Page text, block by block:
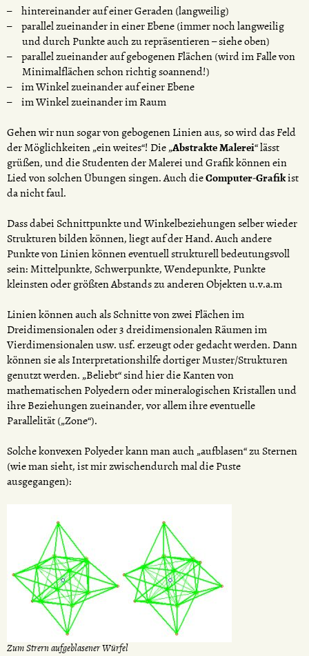
hintereinander auf einer Geraden (langweilig)
parallel zueinander in einer Ebene (immer noch langweilig
und durch Punkte auch zu repräsentieren – siehe oben)
parallel zueinander auf gebogenen Flächen (wird im Falle von
Minimalflächen schon richtig soannend!)
im Winkel zueinander auf einer Ebene
im Winkel zueinander im Raum
Gehen wir nun sogar von gebogenen Linien aus, so wird das Feld
der Möglichkeiten „ein weites“! Die „Abstrakte Malerei“ lässt
grüßen, und die Studenten der Malerei und Grafik können ein
Lied von solchen Übungen singen. Auch dieComputer-Grafikist
da nicht faul.
Dass dabei Schnittpunkte und Winkelbeziehungen selber wieder
Strukturen bilden können, liegt auf der Hand. Auch andere
Punkte von Linien können eventuell strukturell bedeutungsvoll
sein: Mittelpunkte, Schwerpunkte, Wendepunkte, Punkte
kleinsten oder größten Abstands zu anderen Objekten u.v.a.m
Linien können auch als Schnitte von zwei Flächen im
Dreidimensionalen oder 3 dreidimensionalen Räumen im
Vierdimensionalen usw. usf. erzeugt oder gedacht werden. Dann
können sie als Interpretationshilfe dortiger Muster/Strukturen
genutzt werden. „Beliebt“ sind hier die Kanten von
mathematischen Polyedern oder mineralogischen Kristallen und
ihre Beziehungen zueinander, vor allem ihre eventuelle
Parallelität („Zone“).
Solche konvexen Polyeder kann man auch „aufblasen“ zu Sternen
(wie man sieht, ist mir zwischendurch mal die Puste
ausgegangen):
Zum Strern aufgeblasener Würfel